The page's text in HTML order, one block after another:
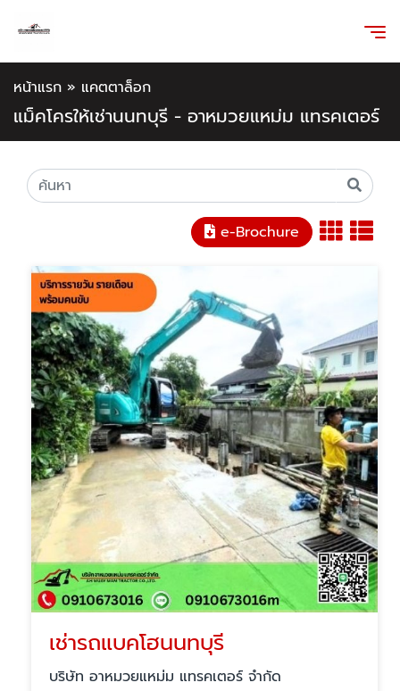
หน้าแรก » แคตตาล็อก
แม็คโครให้เช่านนทบุรี - อาหมวยแหม่ม แทรคเตอร์
e-Brochure
เช่ารถแบคโฮนนทบุรี
บริษัท อาหมวยแหม่ม แทรคเตอร์ จำกัด